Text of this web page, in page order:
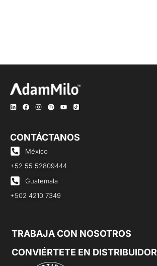
CONTÁCTANOS
México
+52 55 52809444
Guatemala
+502 4210 7349
TRABAJA CON NOSOTROS
CONVIÉRTETE EN DISTRIBUIDOR